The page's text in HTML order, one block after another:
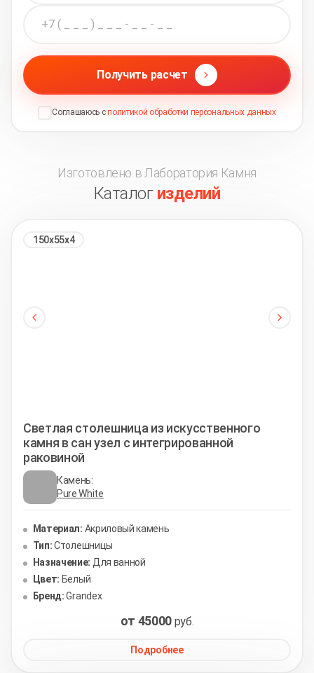
Получить расчет
Соглашаюсь сполитикой обработки персональных данных
Изготовлено в Лаборатория Камня
Каталог изделий
150х55х4
Светлая столешница из искусственного
камня в сан узел с интегрированной
раковиной
Камень:
Pure White
Материал: Акриловый камень
Тип:Столешницы
Назначение: Для ванной
Цвет: Белый
Бренд: Grandex
от 45000 руб.
Подробнее